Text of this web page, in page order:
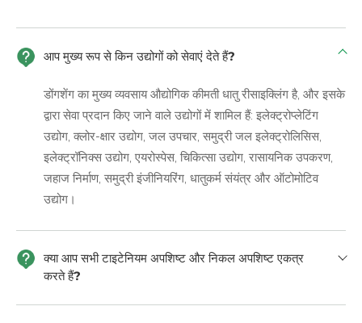
आप मुख्य रूप से किन उद्योगों को सेवाएं देते हैं?
डोंगशेंग का मुख्य व्यवसाय औद्योगिक कीमती धातु रीसाइक्लिंग है, और इसके
द्वारा सेवा प्रदान किए जाने वाले उद्योगों में शामिल हैं: इलेक्ट्रोप्लेटिंग
उद्योग, क्लोर-क्षार उद्योग, जल उपचार, समुद्री जल इलेक्ट्रोलिसिस,
इलेक्ट्रॉनिक्स उद्योग, एयरोस्पेस, चिकित्सा उद्योग, रासायनिक उपकरण,
जहाज निर्माण, समुद्री इंजीनियरिंग, धातुकर्म संयंत्र और ऑटोमोटिव
उद्योग।
क्या आप सभी टाइटेनियम अपशिष्ट और निकल अपशिष्ट एकत्र
करते हैं?